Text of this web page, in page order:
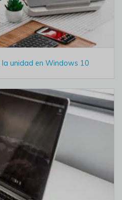
unidad en Windows 10